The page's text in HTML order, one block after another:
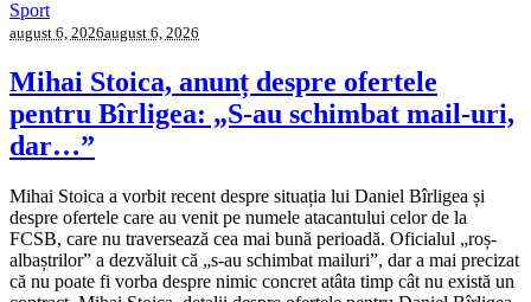
Sport
august 6, 2026august 6, 2026
Mihai Stoica, anunț despre ofertele
pentru Bîrligea: „S-au schimbat mail-uri,
dar…”
Mihai Stoica a vorbit recent despre situația lui Daniel Bîrligea și
despre ofertele care au venit pe numele atacantului celor de la
FCSB, care nu traversează cea mai bună perioadă. Oficialul „roș-
albaștrilor” a dezvăluit că „s-au schimbat mailuri”, dar a mai precizat
că nu poate fi vorba despre nimic concret atâta timp cât nu există un